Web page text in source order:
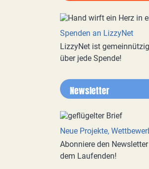
Spenden an LizzyNet
LizzyNet ist
über jede Spende!
Newsletter
Neue Projekte,
Abonniere den
dem Laufenden!